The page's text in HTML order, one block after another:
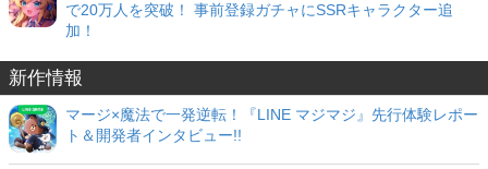
で20万人を突破！ 事前登録ガチャにSSRキャラクター追
加！
新作情報
マージ×魔法で一発逆転！『LINE マジマジ』先行体験レポー
ト＆開発者インタビュー!!